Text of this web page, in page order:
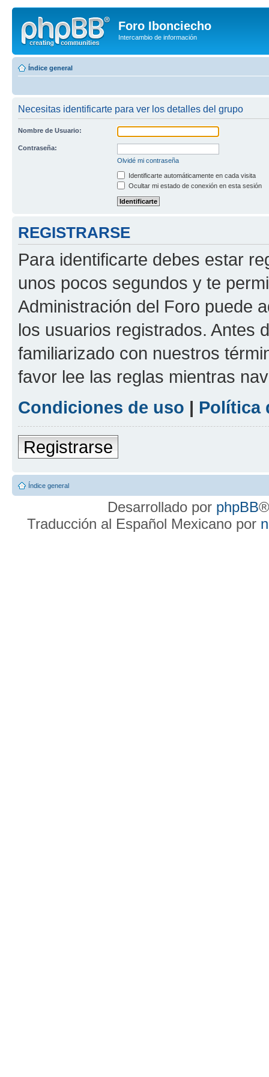
Foro Ibonciecho
Intercambio de información
Índice general
Necesitas identificarte para ver los detalles del grupo
Nombre de Usuario:
Contraseña:
Olvidé mi contraseña
Identificarte automáticamente en cada visita
Ocultar mi estado de conexión en esta sesión
REGISTRARSE
Para identificarte debes estar
unos pocos segundos y te
Administración del Foro puede
los usuarios registrados. Antes
familiarizado con nuestros
favor lee las reglas mientras
Condiciones de uso | Política
Registrarse
Índice general
Desarrollado por phpBB
Traducción al Español Mexicano por